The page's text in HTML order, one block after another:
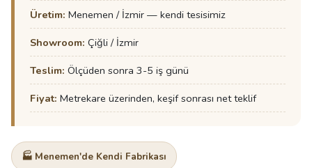
Üretim: Menemen / İzmir — kendi tesisimiz
Showroom: Çiğli / İzmir
Teslim: Ölçüden sonra 3-5 iş günü
Fiyat: Metrekare üzerinden, keşif sonrası net teklif
🏭 Menemen'de Kendi Fabrikası